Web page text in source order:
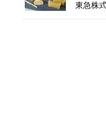
東急株